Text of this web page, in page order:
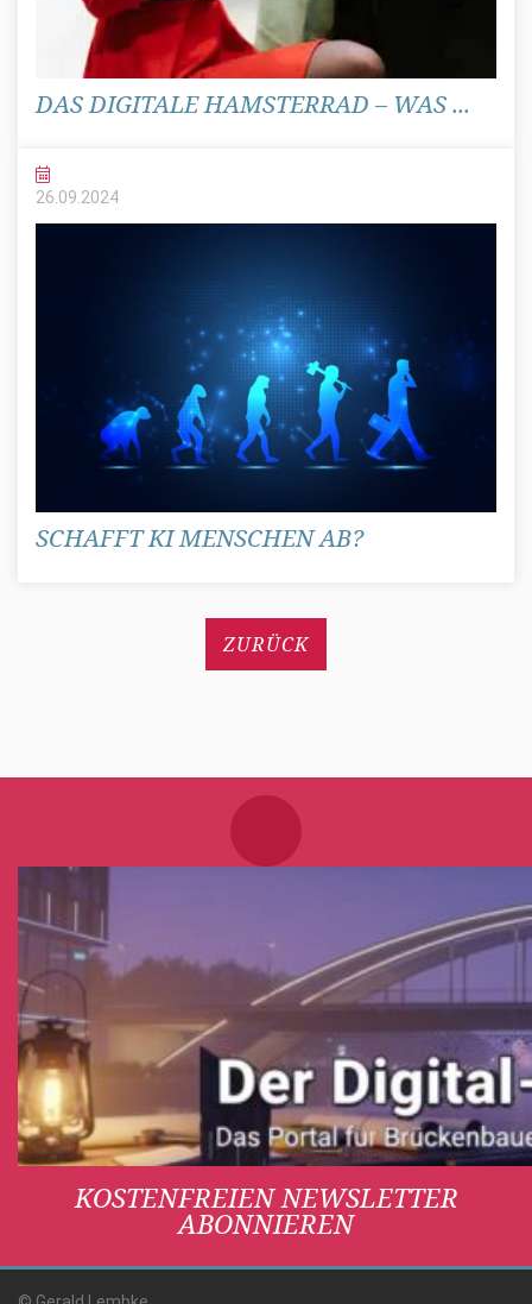
DAS DIGITALE HAMSTERRAD – WAS ...
26.09. 2024
SCHAFFT KI MENSCHEN AB?
ZURÜCK
KOSTENFREIEN NEWSLETTER
ABONNIEREN